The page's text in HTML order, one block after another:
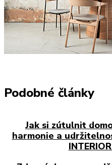
Podobné články
Jak si zútulnit
harmonie a